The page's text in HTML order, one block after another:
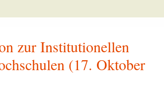
zur Institutionellen
(17. Oktober